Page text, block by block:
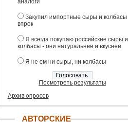
аналоги
Закупил импортные сыры и колбасы
впрок
Я всегда покупаю российские сыры и
колбасы - они натуральнее и вкуснее
Я не ем ни сыры, ни колбасы
Посмотреть результаты
Архив опросов
АВТОРСКИЕ